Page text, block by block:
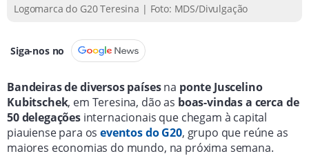
Logomarca do G20 Teresina | Foto: MDS/Divulgação
Siga-nos no
Bandeiras de diversos paísesna ponte Juscelino
Kubitschek, em Teresina, dão as boas-vindas a cerca de
50 delegações internacionais que chegam à capital
piauiense para oseventos do G20, grupo que reúne as
maiores economias do mundo, na próxima semana.